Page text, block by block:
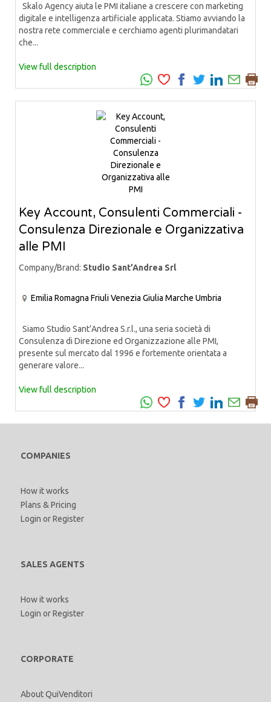
Skalo Agency aiuta le PMI italiane a crescere con marketing
digitale e intelligenza artificiale applicata. Stiamo avviando la
nostra rete commerciale e cerchiamo agenti plurimandatari
che...
View full description
Key Account, Consulenti Commerciali -
Consulenza Direzionale e Organizzativa
alle PMI
Company/Brand: Studio Sant’Andrea Srl
Emilia Romagna Friuli Venezia Giulia Marche Umbria
Siamo Studio Sant’Andrea S.r.l., una seria società di
Consulenza di Direzione ed Organizzazione alle PMI,
presente sul mercato dal 1996 e fortemente orientata a
generare valore...
View full description
COMPANIES
How it works
Plans & Pricing
Login orRegister
SALES AGENTS
How it works
Login orRegister
CORPORATE
About QuiVenditori